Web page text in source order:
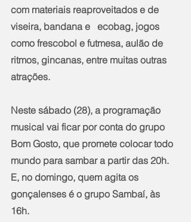
com materiais reaproveitados e de
viseira, bandana e   ecobag, jogos
como frescobol e futmesa, aulão de
ritmos, gincanas, entre muitas outras
atrações.
Neste sábado (28), a programação
musical vai ficar por conta do grupo
Bom Gosto, que promete colocar todo
mundo para sambar a partir das 20h.
E, no domingo, quem agita os
gonçalenses é o grupo Sambaí, às
16h.